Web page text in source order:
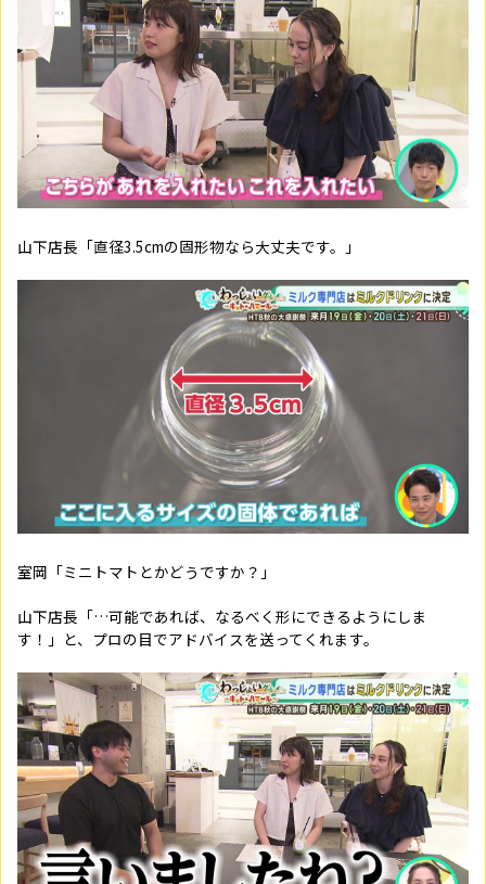
山下店長「直径3.5cmの固形物なら大丈夫です。」
室岡「ミニトマトとかどうですか？」
山下店長「…可能であれば、なるべく形にできるようにしま
す！」と、プロの目でアドバイスを送ってくれます。